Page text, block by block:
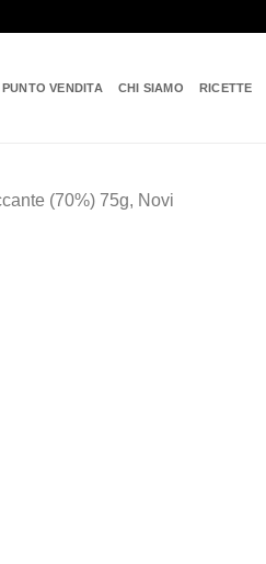
PUNTO VENDITA CHI SIAMO RICETTE